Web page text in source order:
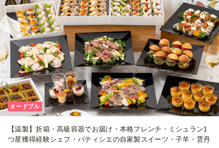
オードブル
【温製】折箱・高級容器でお届け・本格フレンチ・ミシュラン1
つ星獲得経験シェフ・パティシエの自家製スイーツ・子羊・雲丹